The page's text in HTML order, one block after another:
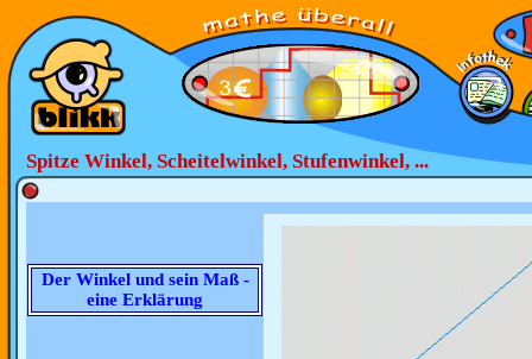
Spitze Winkel, Scheitelwinkel, Stufenwinkel, ...
Der Winkel und sein Maß -
eine Erklärung